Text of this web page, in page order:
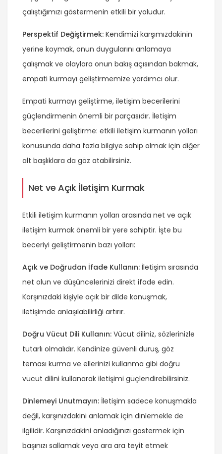
çalıştığımızı göstermenin etkili bir yoludur.
Perspektif Değiştirmek: Kendimizi karşımızdakinin
yerine koymak, onun duygularını anlamaya
çalışmak ve olaylara onun bakış açısından bakmak,
empati kurmayı geliştirmemize yardımcı olur.
Empati kurmayı geliştirme, iletişim becerilerini
güçlendirmenin önemli bir parçasıdır. İletişim
becerilerini geliştirme: etkili iletişim kurmanın yolları
konusunda daha fazla bilgiye sahip olmak için diğer
alt başlıklara da göz atabilirsiniz.
Net ve Açık İletişim Kurmak
Etkili iletişim kurmanın yolları arasında net ve açık
iletişim kurmak önemli bir yere sahiptir. İşte bu
beceriyi geliştirmenin bazı yolları:
Açık ve Doğrudan İfade Kullanın: İletişim sırasında
net olun ve düşüncelerinizi direkt ifade edin.
Karşınızdaki kişiyle açık bir dilde konuşmak,
iletişimde anlaşılabilirliği artırır.
Doğru Vücut Dili Kullanın: Vücut diliniz, sözlerinizle
tutarlı olmalıdır. Kendinize güvenli duruş, göz
teması kurma ve ellerinizi kullanma gibi doğru
vücut dilini kullanarak iletişimi güçlendirebilirsiniz.
Dinlemeyi Unutmayın: İletişim sadece konuşmakla
değil, karşınızdakini anlamak için dinlemekle de
ilgilidir. Karşınızdakini anladığınızı göstermek için
başınızı sallamak veya ara ara teyit etmek